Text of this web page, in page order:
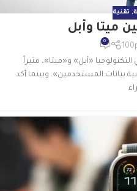
, تقنية
ميتا وأبل
0
«أبل» و«ميتا»، مثيراً
المستخدمين». وبينما أكد